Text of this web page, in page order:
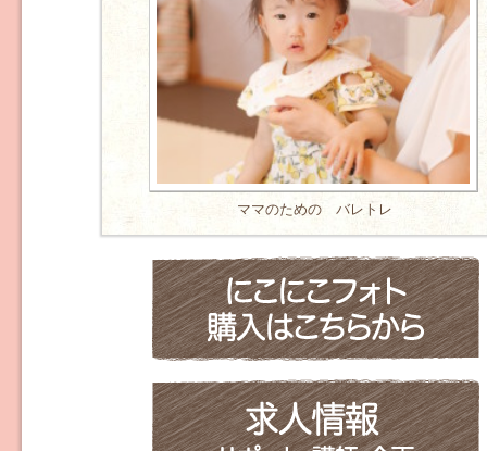
ママのための バレトレ